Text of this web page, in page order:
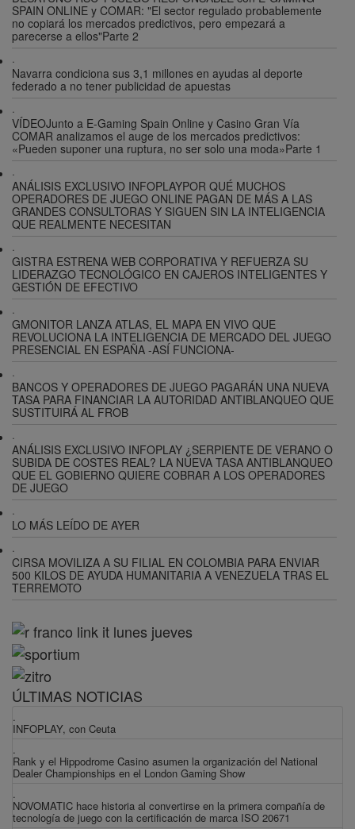
SPAIN ONLINE y COMAR: "El sector regulado probablemente
no copiará los mercados predictivos, pero empezará a
parecerse a ellos"Parte 2
·
Navarra condiciona sus 3,1 millones en ayudas al deporte
federado a no tener publicidad de apuestas
·
VÍDEOJunto a E-Gaming Spain Online y Casino Gran Vía
COMAR analizamos el auge de los mercados predictivos:
«Pueden suponer una ruptura, no ser solo una moda»Parte 1
·
ANÁLISIS EXCLUSIVO INFOPLAYPOR QUÉ MUCHOS
OPERADORES DE JUEGO ONLINE PAGAN DE MÁS A LAS
GRANDES CONSULTORAS Y SIGUEN SIN LA INTELIGENCIA
QUE REALMENTE NECESITAN
·
GISTRA ESTRENA WEB CORPORATIVA Y REFUERZA SU
LIDERAZGO TECNOLÓGICO EN CAJEROS INTELIGENTES Y
GESTIÓN DE EFECTIVO
·
GMONITOR LANZA ATLAS, EL MAPA EN VIVO QUE
REVOLUCIONA LA INTELIGENCIA DE MERCADO DEL JUEGO
PRESENCIAL EN ESPAÑA -ASÍ FUNCIONA-
·
BANCOS Y OPERADORES DE JUEGO PAGARÁN UNA NUEVA
TASA PARA FINANCIAR LA AUTORIDAD ANTIBLANQUEO QUE
SUSTITUIRÁ AL FROB
·
ANÁLISIS EXCLUSIVO INFOPLAY ¿SERPIENTE DE VERANO O
SUBIDA DE COSTES REAL? LA NUEVA TASA ANTIBLANQUEO
QUE EL GOBIERNO QUIERE COBRAR A LOS OPERADORES
DE JUEGO
·
LO MÁS LEÍDO DE AYER
·
CIRSA MOVILIZA A SU FILIAL EN COLOMBIA PARA ENVIAR
500 KILOS DE AYUDA HUMANITARIA A VENEZUELA TRAS EL
TERREMOTO
ÚLTIMAS NOTICIAS
.
INFOPLAY, con Ceuta
.
Rank y el Hippodrome Casino asumen la organización del National
Dealer Championships en el London Gaming Show
.
NOVOMATIC hace historia al convertirse en la primera compañía de
tecnología de juego con la certificación de marca ISO 20671